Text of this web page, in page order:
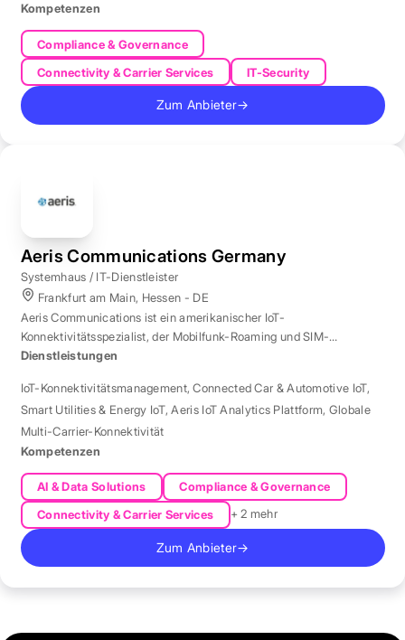
Kompetenzen
Compliance & Governance
Connectivity & Carrier Services
IT-Security
Zum Anbieter→
Aeris Communications Germany
Systemhaus / IT-Dienstleister
Frankfurt am Main, Hessen - DE
Aeris Communications ist ein amerikanischer IoT-
Konnektivitätsspezialist, der Mobilfunk-Roaming und SIM-
Management in über 190 Ländern verwaltet.
Dienstleistungen
IoT-Konnektivitätsmanagement,Connected Car & Automotive IoT,
Smart Utilities & Energy IoT,Aeris IoT Analytics Plattform, Globale
Multi-Carrier-Konnektivität
Kompetenzen
AI & Data Solutions
Compliance & Governance
Connectivity & Carrier Services
+ 2 mehr
Zum Anbieter→